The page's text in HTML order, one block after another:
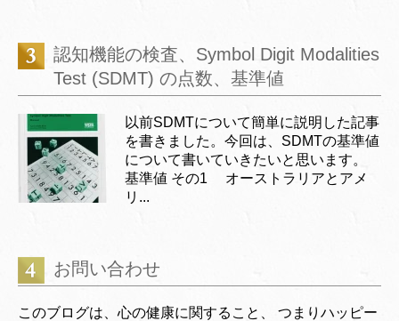
認知機能の検査、Symbol Digit Modalities
Test (SDMT) の点数、基準値
以前SDMTについて簡単に説明した記事
を書きました。今回は、SDMTの基準値
について書いていきたいと思います。
基準値 その1 オーストラリアとアメ
リ...
お問い合わせ
このブログは、心の健康に関すること、 つまりハッピー